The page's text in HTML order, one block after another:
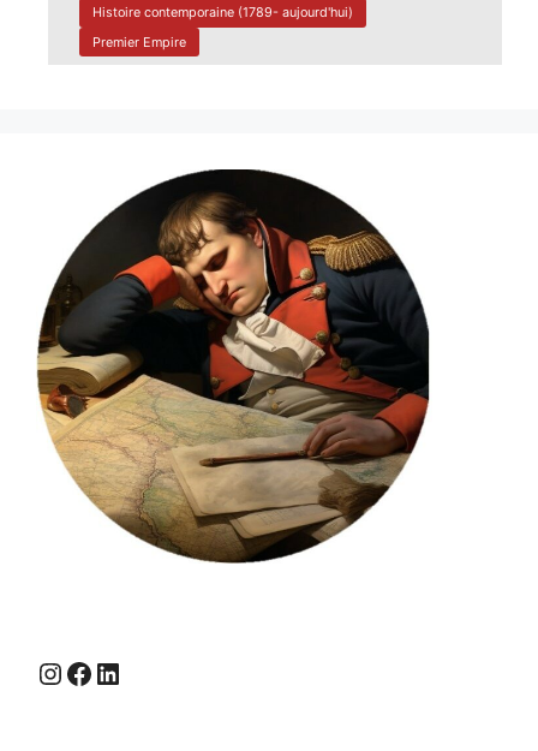
Histoire contemporaine (1789- aujourd'hui)
Premier Empire
Instagram
Facebook
LinkedIn